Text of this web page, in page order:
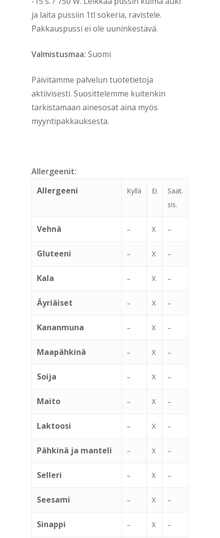
ja laita pussiin 1tl sokeria, ravistele.
Pakkauspussi ei ole uuninkestävä.
Valmistusmaa: Suomi
Päivitämme palvelun tuotetietoja
aktiivisesti. Suosittelemme kuitenkin
tarkistamaan ainesosat aina myös
myyntipakkauksesta.
Allergeenit:
Allergeeni
Kyllä Ei
Saat.
sis.
Vehnä – X –
Gluteeni – X –
Kala – X –
Äyriäiset – X –
Kananmuna – X –
Maapähkinä – X –
Soija – X –
Maito – X –
Laktoosi – X –
Pähkinä ja manteli – X –
Selleri – X –
Seesami – X –
Sinappi – X –